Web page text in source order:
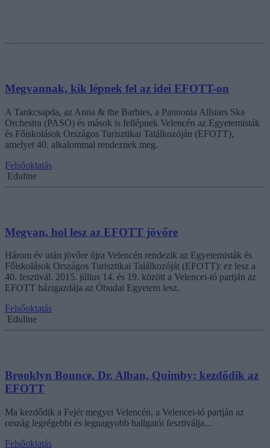
Megvannak, kik lépnek fel az idei EFOTT-on
A Tankcsapda, az Anna & the Barbies, a Pannonia Allstars Ska
Orchestra (PASO) és mások is fellépnek Velencén az Egyetemisták
és Főiskolások Országos Turisztikai Találkozóján (EFOTT),
amelyet 40. alkalommal rendeznek meg.
Felsőoktatás
Eduline
Megvan, hol lesz az EFOTT jövőre
Három év után jövőre újra Velencén rendezik az Egyetemisták és
Főiskolások Országos Turisztikai Találkozóját (EFOTT): ez lesz a
40. fesztivál. 2015. július 14. és 19. között a Velencei-tó partján az
EFOTT házigazdája az Óbudai Egyetem lesz.
Felsőoktatás
Eduline
Brooklyn Bounce, Dr. Alban, Quimby: kezdődik az
EFOTT
Ma kezdődik a Fejér megyei Velencén, a Velencei-tó partján az
ország legrégebbi és legnagyobb hallgatói fesztiválja...
Felsőoktatás